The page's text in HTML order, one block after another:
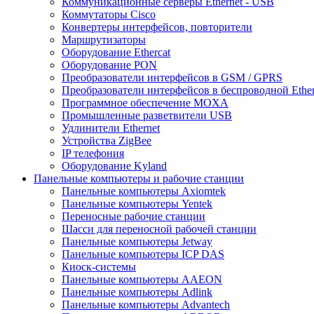
Коммутаторы Cisco
Конвертеры интерфейсов, повторители
Маршрутизаторы
Оборудование Ethercat
Оборудование PON
Преобразователи интерфейсов в GSM / GPRS
Преобразователи интерфейсов в беспроводной
Программное обеспечение MOXA
Промышленные разветвители USB
Удлинители Ethernet
Устройства ZigBee
IP телефония
Оборудование Kyland
Панельные компьютеры и рабочие станции
Панельные компьютеры Axiomtek
Панельные компьютеры Yentek
Переносные рабочие станции
Шасси для переносной рабочей станции
Панельные компьютеры Jetway
Панельные компьютеры ICP DAS
Киоск-системы
Панельные компьютеры AAEON
Панельные компьютеры Adlink
Панельные компьютеры Advantech